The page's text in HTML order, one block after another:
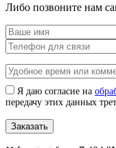
Либо позвоните нам
Я даю согласие на
передачу этих данных